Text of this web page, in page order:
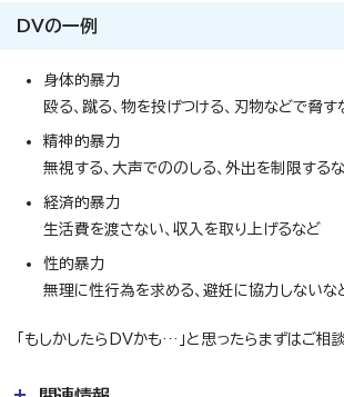
DVの一例
身体的暴力
殴る、蹴る、物を投げつける、刃物などで脅す
精神的暴力
無視する、大声でののしる、外出を制限する
経済的暴力
生活費を渡さない、収入を取り上げるなど
性的暴力
無理に性行為を求める、避妊に協力しないな
「もしかしたらDVかも…」と思ったらまずはご相